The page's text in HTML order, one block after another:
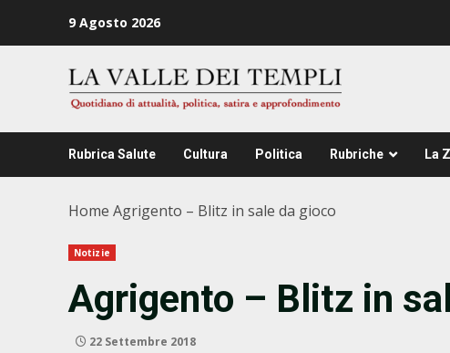
9 Agosto 2026
Rubrica Salute Cultura Politica Rubriche La
Home Agrigento – Blitz in sale da gioco
Notizie
Agrigento – Blitz in
22 Settembre 2018